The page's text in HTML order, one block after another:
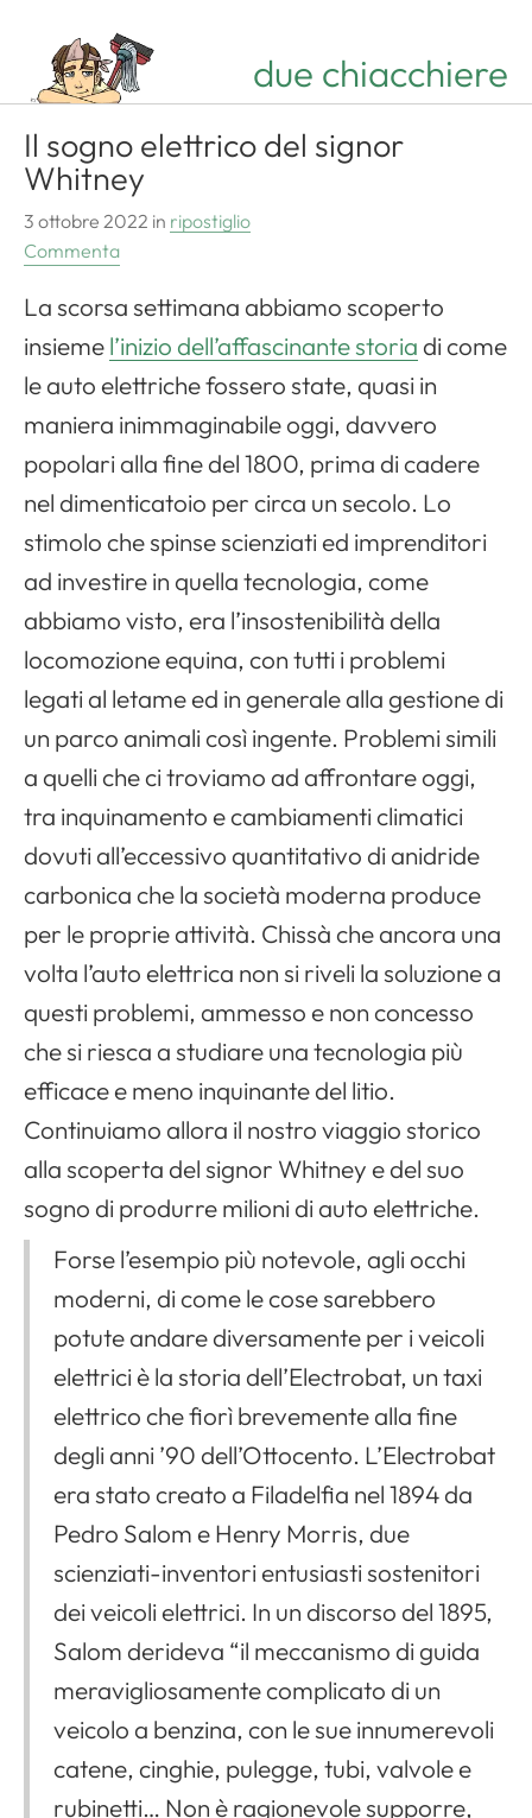
due chiacchiere
Il sogno elettrico del signor
Whitney
3 ottobre 2022 in ripostiglio
Commenta
La scorsa settimana abbiamo scoperto
insiemel’inizio dell’affascinante storia di come
le auto elettriche fossero state, quasi in
maniera inimmaginabile oggi, davvero
popolari alla fine del 1800, prima di cadere
nel dimenticatoio per circa un secolo. Lo
stimolo che spinse scienziati ed imprenditori
ad investire in quella tecnologia, come
abbiamo visto, era l’insostenibilità della
locomozione equina, con tutti i problemi
legati al letame ed in generale alla gestione di
un parco animali così ingente. Problemi simili
a quelli che ci troviamo ad affrontare oggi,
tra inquinamento e cambiamenti climatici
dovuti all’eccessivo quantitativo di anidride
carbonica che la società moderna produce
per le proprie attività. Chissà che ancora una
volta l’auto elettrica non si riveli la soluzione a
questi problemi, ammesso e non concesso
che si riesca a studiare una tecnologia più
efficace e meno inquinante del litio.
Continuiamo allora il nostro viaggio storico
alla scoperta del signor Whitney e del suo
sogno di produrre milioni di auto elettriche.
Forse l’esempio più notevole, agli occhi
moderni, di come le cose sarebbero
potute andare diversamente per i veicoli
elettrici è la storia dell’Electrobat, un taxi
elettrico che fiorì brevemente alla fine
degli anni ’90 dell’Ottocento. L’Electrobat
era stato creato a Filadelfia nel 1894 da
Pedro Salom e Henry Morris, due
scienziati-inventori entusiasti sostenitori
dei veicoli elettrici. In un discorso del 1895,
Salom derideva “il meccanismo di guida
meravigliosamente complicato di un
veicolo a benzina, con le sue innumerevoli
catene, cinghie, pulegge, tubi, valvole e
rubinetti… Non è ragionevole supporre,